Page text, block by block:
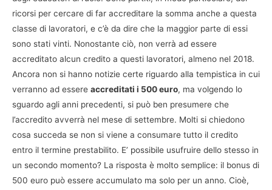
ricorsi per cercare di far accreditare la somma anche a questa
classe di lavoratori, e c’è da dire che la maggior parte di essi
sono stati vinti. Nonostante ciò, non verrà ad essere
accreditato alcun credito a questi lavoratori, almeno nel 2018.
Ancora non si hanno notizie certe riguardo alla tempistica in cui
verranno ad essere accreditati i 500 euro, ma volgendo lo
sguardo agli anni precedenti, si può ben presumere che
l’accredito avverrà nel mese di settembre. Molti si chiedono
cosa succeda se non si viene a consumare tutto il credito
entro il termine prestabilito. E’ possibile usufruire dello stesso in
un secondo momento? La risposta è molto semplice: il bonus di
500 euro può essere accumulato ma solo per un anno. Cioè,